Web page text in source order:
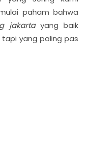
paham bahwa
jakartayang baik
yang paling pas